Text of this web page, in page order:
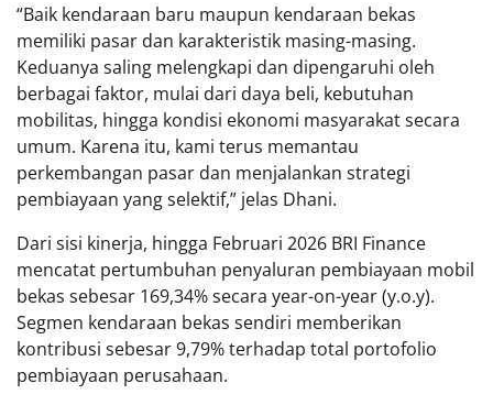
“Baik kendaraan baru maupun kendaraan bekas
memiliki pasar dan karakteristik masing-masing.
Keduanya saling melengkapi dan dipengaruhi oleh
berbagai faktor, mulai dari daya beli, kebutuhan
mobilitas, hingga kondisi ekonomi masyarakat secara
umum. Karena itu, kami terus memantau
perkembangan pasar dan menjalankan strategi
pembiayaan yang selektif,” jelas Dhani.
Dari sisi kinerja, hingga Februari 2026 BRI Finance
mencatat pertumbuhan penyaluran pembiayaan mobil
bekas sebesar 169,34% secara year-on-year (y.o.y).
Segmen kendaraan bekas sendiri memberikan
kontribusi sebesar 9,79% terhadap total portofolio
pembiayaan perusahaan.